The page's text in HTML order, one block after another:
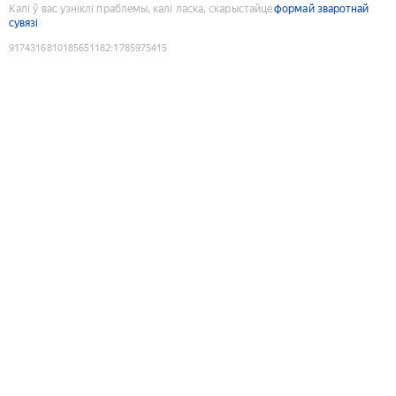
Калі ў вас узніклі праблемы, калі ласка, скарыстайцеформай зваротнай
сувязі
9174316810185651182:1785975415